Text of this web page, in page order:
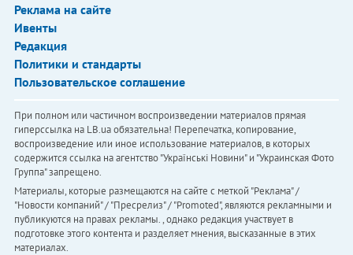
Реклама на сайте
Ивенты
Редакция
Политики и стандарты
Пользовательское соглашение
При полном или частичном воспроизведении материалов прямая
гиперссылка на LB.ua обязательна! Перепечатка, копирование,
воспроизведение или иное использование материалов, в которых
содержится ссылка на агентство "Українськi Новини" и "Украинская Фото
Группа" запрещено.
Материалы, которые размещаются на сайте с меткой "Реклама" /
"Новости компаний" / "Пресрелиз" / "Promoted", являются рекламными и
публикуются на правах рекламы. , однако редакция участвует в
подготовке этого контента и разделяет мнения, высказанные в этих
материалах.